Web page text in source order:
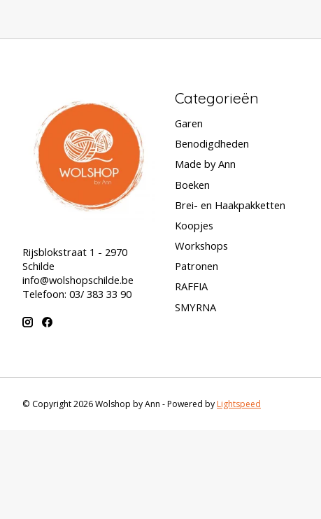
Rijsblokstraat 1 - 2970
Schilde
info@wolshopschilde.be
Telefoon: 03/ 383 33 90
Categorieën
Garen
Benodigdheden
Made by Ann
Boeken
Brei- en Haakpakketten
Koopjes
Workshops
Patronen
RAFFIA
SMYRNA
© Copyright 2026 Wolshop by Ann - Powered byLightspeed